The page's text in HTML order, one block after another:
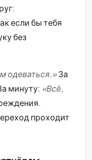
если бы тебя
без
одеваться.»За
минуту: «Всё,
проходит